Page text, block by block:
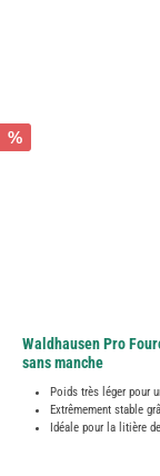
%
Waldhausen Pro
sans manche
Poids très léger pour
Extrêmement stable
Idéale pour la litière